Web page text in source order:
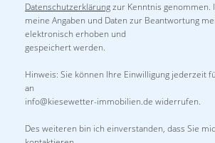
Datenschutzerklärungzur Kenntnis genommen.
meine Angaben und Daten zur Beantwortung
elektronisch erhoben und
gespeichert werden.
Hinweis: Sie können Ihre Einwilligung jederzeit
an
info@kiesewetter-immobilien.de widerrufen.
Des weiteren bin ich einverstanden, dass Sie